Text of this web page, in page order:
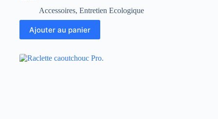
Accessoires, Entretien Ecologique
Ajouter au panier